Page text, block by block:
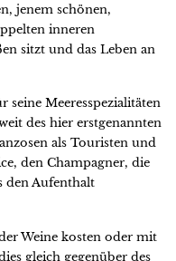
jenem schönen,
inneren
sitzt und das Leben an
seine Meeresspezialitäten
des hier erstgenannten
als Touristen und
den Champagner, die
den Aufenthalt
Weine kosten oder mit
gleich gegenüber des